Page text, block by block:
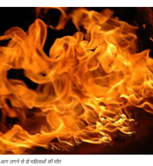
आग लगने से दो महिलाओं की मौत